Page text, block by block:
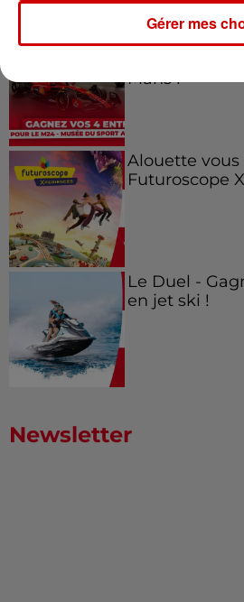
Gagnez vos
Mans !
Alouette vous
Futuroscope
Le Duel -
en jet ski !
Newsletter
Gérer mes